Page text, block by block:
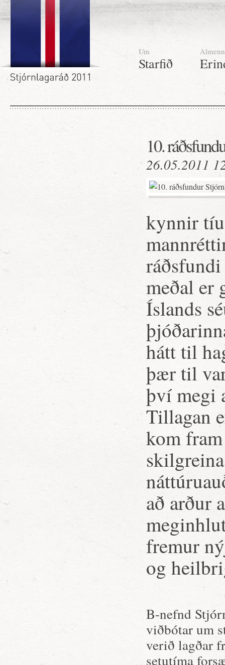
Um
Starfið
Almenn
10.
26.05.2011
kynnir
meðal er
Íslands
hátt til
þær til
því megi
Tillagan
kom
að arður
fremur
og
B-nefnd
viðbótar um
verið lagðar
setutíma